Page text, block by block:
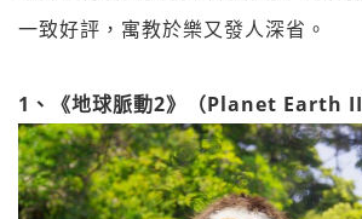
一致好評，寓教於樂又發人深省。
1、《地球脈動2》（Planet Earth II